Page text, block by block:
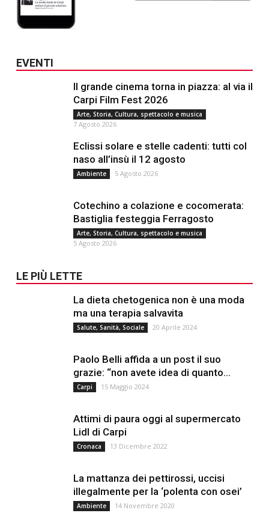
EVENTI
Il grande cinema torna in piazza: al via il
Carpi Film Fest 2026
Arte, Storia, Cultura, spettacolo e musica
7 Agosto 2026
Eclissi solare e stelle cadenti: tutti col
naso all’insù il 12 agosto
Ambiente 5 Agosto 2026
Cotechino a colazione e cocomerata:
Bastiglia festeggia Ferragosto
Arte, Storia, Cultura, spettacolo e musica
5 Agosto 2026
LE PIÙ LETTE
La dieta chetogenica non è una moda
ma una terapia salvavita
Salute, Sanità, Sociale 20 Aprile 2024
Paolo Belli affida a un post il suo
grazie: “non avete idea di quanto...
Carpi 15 Maggio 2024
Attimi di paura oggi al supermercato
Lidl di Carpi
Cronaca 13 Dicembre 2022
La mattanza dei pettirossi, uccisi
illegalmente per la ‘polenta con osei’
Ambiente 14 Novembre 2020